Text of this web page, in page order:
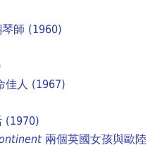
琴師 (1960)
佳人 (1967)
(1970)
兩個英國女孩與歐陸